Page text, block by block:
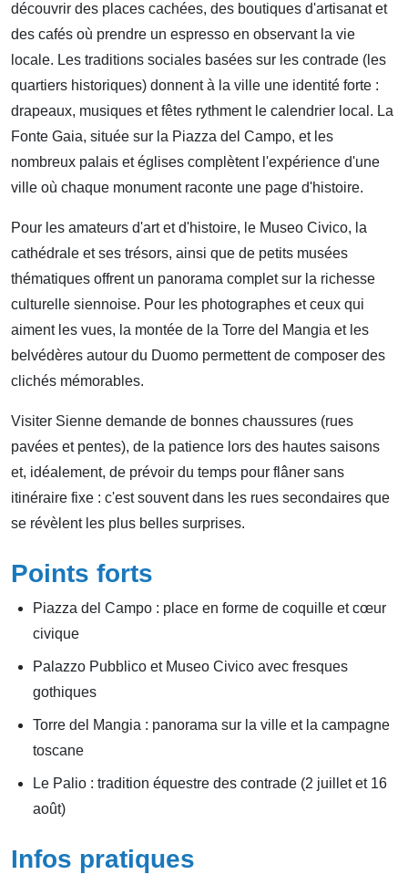
découvrir des places cachées, des boutiques d'artisanat et
des cafés où prendre un espresso en observant la vie
locale. Les traditions sociales basées sur les contrade (les
quartiers historiques) donnent à la ville une identité forte :
drapeaux, musiques et fêtes rythment le calendrier local. La
Fonte Gaia, située sur la Piazza del Campo, et les
nombreux palais et églises complètent l'expérience d'une
ville où chaque monument raconte une page d'histoire.
Pour les amateurs d'art et d'histoire, le Museo Civico, la
cathédrale et ses trésors, ainsi que de petits musées
thématiques offrent un panorama complet sur la richesse
culturelle siennoise. Pour les photographes et ceux qui
aiment les vues, la montée de la Torre del Mangia et les
belvédères autour du Duomo permettent de composer des
clichés mémorables.
Visiter Sienne demande de bonnes chaussures (rues
pavées et pentes), de la patience lors des hautes saisons
et, idéalement, de prévoir du temps pour flâner sans
itinéraire fixe : c'est souvent dans les rues secondaires que
se révèlent les plus belles surprises.
Points forts
Piazza del Campo : place en forme de coquille et cœur
civique
Palazzo Pubblico et Museo Civico avec fresques
gothiques
Torre del Mangia : panorama sur la ville et la campagne
toscane
Le Palio : tradition équestre des contrade (2 juillet et 16
août)
Infos pratiques